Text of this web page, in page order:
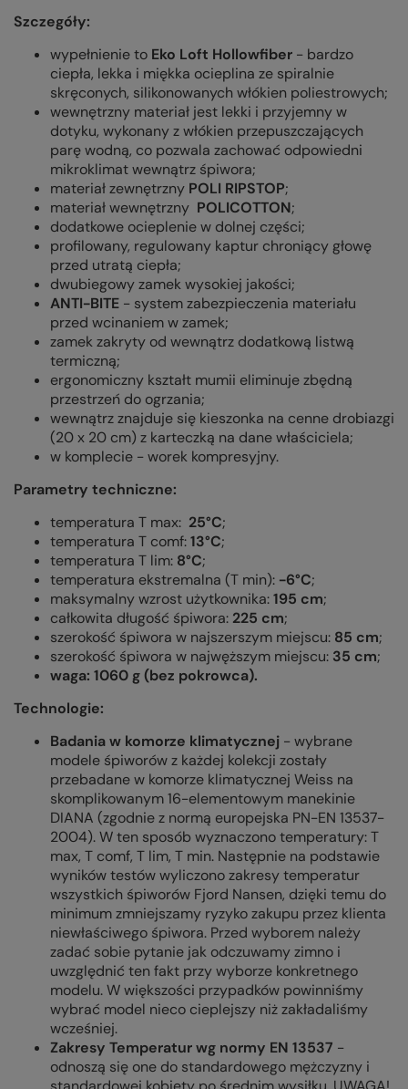
Szczegóły:
wypełnienie to Eko Loft Hollowfiber - bardzo
ciepła, lekka i miękka ocieplina ze spiralnie
skręconych, silikonowanych włókien poliestrowych;
wewnętrzny materiał jest lekki i przyjemny w
dotyku, wykonany z włókien przepuszczających
parę wodną, co pozwala zachować odpowiedni
mikroklimat wewnątrz śpiwora;
materiał zewnętrzny POLI RIPSTOP;
materiał wewnętrzny POLICOTTON;
dodatkowe ocieplenie w dolnej części;
profilowany, regulowany kaptur chroniący głowę
przed utratą ciepła;
dwubiegowy zamek wysokiej jakości;
ANTI-BITE - system zabezpieczenia materiału
przed wcinaniem w zamek;
zamek zakryty od wewnątrz dodatkową listwą
termiczną;
ergonomiczny kształt mumii eliminuje zbędną
przestrzeń do ogrzania;
wewnątrz znajduje się kieszonka na cenne drobiazgi
(20 x 20 cm) z karteczką na dane właściciela;
w komplecie - worek kompresyjny.
Parametry techniczne:
temperatura T max: 25°C;
temperatura T comf:13°C;
temperatura T lim: 8°C;
temperatura ekstremalna (T min): -6°C;
maksymalny wzrost użytkownika:195 cm;
całkowita długość śpiwora: 225 cm;
szerokość śpiwora w najszerszym miejscu: 85 cm;
szerokość śpiwora w najwęższym miejscu: 35 cm;
waga: 1060 g (bez pokrowca).
Technologie:
Badania w komorze klimatycznej - wybrane
modele śpiworów z każdej kolekcji zostały
przebadane w komorze klimatycznej Weiss na
skomplikowanym 16-elementowym manekinie
DIANA (zgodnie z normą europejska PN-EN 13537-
2004). W ten sposób wyznaczono temperatury: T
max, T comf, T lim, T min. Następnie na podstawie
wyników testów wyliczono zakresy temperatur
wszystkich śpiworów Fjord Nansen, dzięki temu do
minimum zmniejszamy ryzyko zakupu przez klienta
niewłaściwego śpiwora. Przed wyborem należy
zadać sobie pytanie jak odczuwamy zimno i
uwzględnić ten fakt przy wyborze konkretnego
modelu. W większości przypadków powinniśmy
wybrać model nieco cieplejszy niż zakładaliśmy
wcześniej.
Zakresy Temperatur wg normy EN 13537 -
odnoszą się one do standardowego mężczyzny i